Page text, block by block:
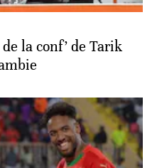
la conf’ de Tarik